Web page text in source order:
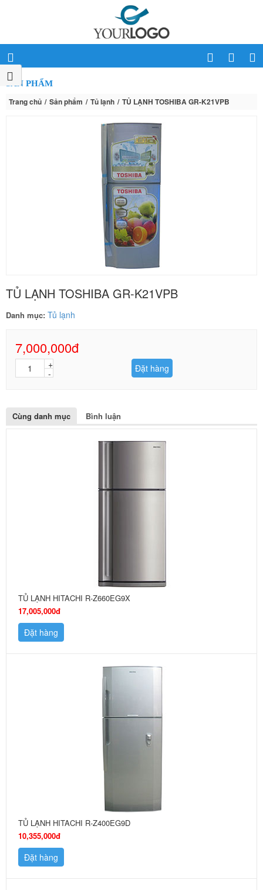
SẢN PHẨM
Trang chủ Sản phẩm Tủ lạnh TỦ LẠNH TOSHIBA GR-K21VPB
TỦ LẠNH TOSHIBA GR-K21VPB
Danh mục: Tủ lạnh
7,000,000đ
Đặt hàng
Cùng danh mục Bình luận
TỦ LẠNH HITACHI R-Z660EG9X
17,005,000đ
Đặt hàng
TỦ LẠNH HITACHI R-Z400EG9D
10,355,000đ
Đặt hàng